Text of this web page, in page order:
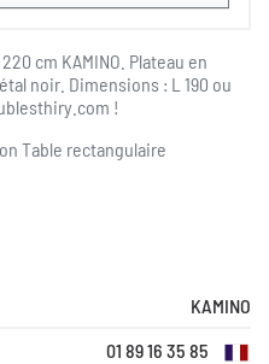
cm KAMINO. Plateau en
noir. Dimensions : L 190 ou
!
Table rectangulaire
KAMINO
01 89 16 35 85